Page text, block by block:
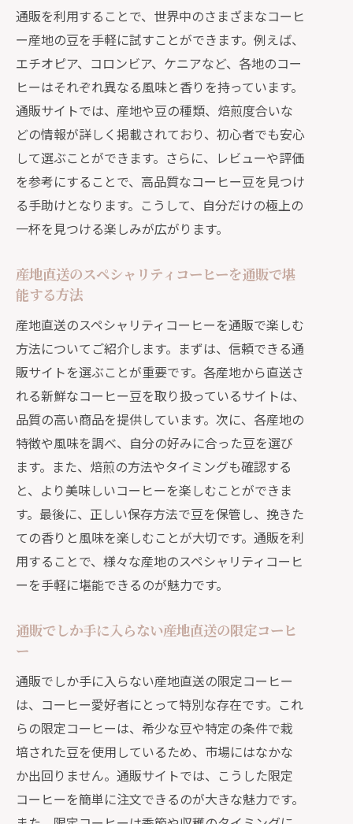
通販を利用することで、世界中のさまざまなコーヒ
ー産地の豆を手軽に試すことができます。例えば、
エチオピア、コロンビア、ケニアなど、各地のコー
ヒーはそれぞれ異なる風味と香りを持っています。
通販サイトでは、産地や豆の種類、焙煎度合いな
どの情報が詳しく掲載されており、初心者でも安心
して選ぶことができます。さらに、レビューや評価
を参考にすることで、高品質なコーヒー豆を見つけ
る手助けとなります。こうして、自分だけの極上の
一杯を見つける楽しみが広がります。
産地直送のスペシャリティコーヒーを通販で堪
能する方法
産地直送のスペシャリティコーヒーを通販で楽しむ
方法についてご紹介します。まずは、信頼できる通
販サイトを選ぶことが重要です。各産地から直送さ
れる新鮮なコーヒー豆を取り扱っているサイトは、
品質の高い商品を提供しています。次に、各産地の
特徴や風味を調べ、自分の好みに合った豆を選び
ます。また、焙煎の方法やタイミングも確認する
と、より美味しいコーヒーを楽しむことができま
す。最後に、正しい保存方法で豆を保管し、挽きた
ての香りと風味を楽しむことが大切です。通販を利
用することで、様々な産地のスペシャリティコーヒ
ーを手軽に堪能できるのが魅力です。
通販でしか手に入らない産地直送の限定コーヒ
ー
通販でしか手に入らない産地直送の限定コーヒー
は、コーヒー愛好者にとって特別な存在です。これ
らの限定コーヒーは、希少な豆や特定の条件で栽
培された豆を使用しているため、市場にはなかな
か出回りません。通販サイトでは、こうした限定
コーヒーを簡単に注文できるのが大きな魅力です。